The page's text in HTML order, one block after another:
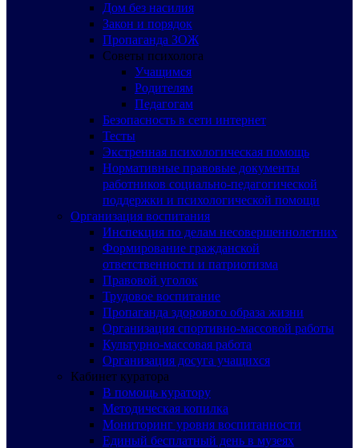
Дом без насилия
Закон и порядок
Пропаганда ЗОЖ
Советы психолога
Учащимся
Родителям
Педагогам
Безопасность в сети интернет
Тесты
Экстренная психологическая помощь
Нормативные правовые документы
работников социально-педагогической
поддержки и психологической помощи
Организация воспитания
Инспекция по делам несовершеннолетних
Формирование гражданской
ответственности и патриотизма
Правовой уголок
Трудовое воспитание
Пропаганда здорового образа жизни
Организация спортивно-массовой работы
Культурно-массовая работа
Организация досуга учащихся
Кабинет куратора
В помощь куратору
Методическая копилка
Мониторинг уровня воспитанности
Единый бесплатный день в музеях